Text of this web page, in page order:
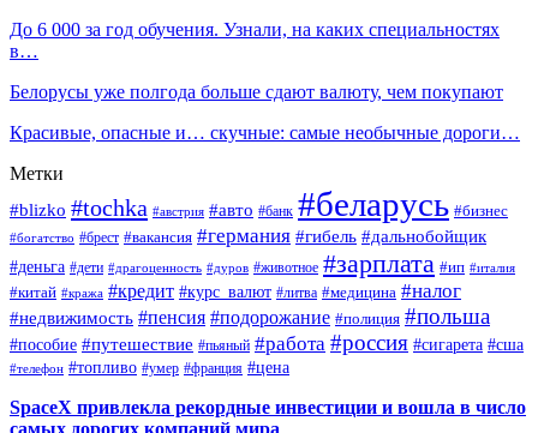
До 6 000 за год обучения. Узнали, на каких специальностях
в…
Белорусы уже полгода больше сдают валюту, чем покупают
Красивые, опасные и… скучные: самые необычные дороги…
Метки
#blizko #tochka #австрия #авто #банк #беларусь #бизнес
#богатство #брест #вакансия #германия #гибель #дальнобойщик
#деньга #дети #драгоценность #дуров #животное #зарплата #ип #италия
#китай #кража #кредит #курс_валют #литва #медицина #налог
#недвижимость #пенсия #подорожание #полиция #польша
#пособие #путешествие #пьяный #работа #россия #сигарета #сша
#телефон #топливо #умер #франция #цена
SpaceX привлекла рекордные инвестиции и вошла в число
самых дорогих компаний мира